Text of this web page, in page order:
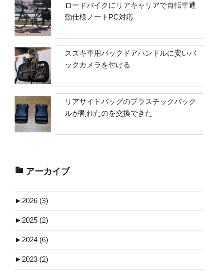
ロードバイクにリアキャリアで自転車通
勤仕様ノートPC対応
スズキ車用バックドアハンドルに安いバ
ックカメラを付ける
リアサイドバッグのプラスチックバック
ルが割れたのを交換できた
アーカイブ
► 2026 (3)
► 2025 (2)
► 2024 (6)
► 2023 (2)